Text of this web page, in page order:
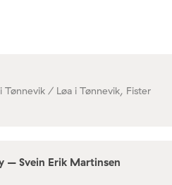
Tønnevik / Løa i Tønnevik, Fister
– Svein Erik Martinsen